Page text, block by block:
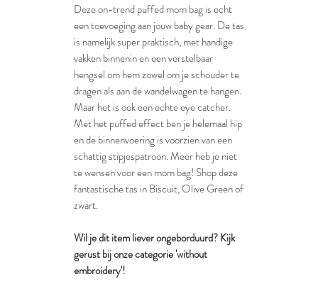
Deze on-trend puffed mom bag is echt
een toevoeging aan jouw baby gear. De tas
is namelijk super praktisch, met handige
vakken binnenin en een verstelbaar
hengsel om hem zowel om je schouder te
dragen als aan de wandelwagen te hangen.
Maar het is ook een echte eye catcher.
Met het puffed effect ben je helemaal hip
en de binnenvoering is voorzien van een
schattig stipjespatroon. Meer heb je niet
te wensen voor een mom bag! Shop deze
fantastische tas in Biscuit, Olive Green of
zwart.
Wil je dit item liever ongeborduurd? Kijk
gerust bij onze categorie 'without
embroidery'!